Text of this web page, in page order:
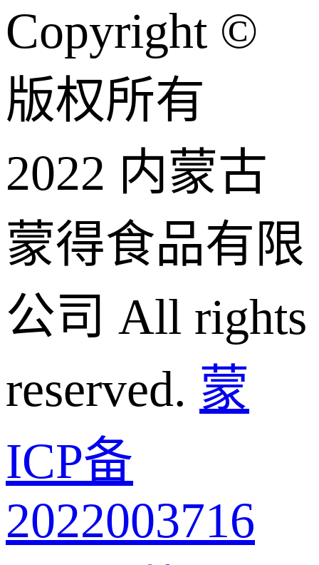
Copyright ©
版权所有
2022 内蒙古
蒙得食品有限
公司 All rights
reserved. 蒙
ICP备
2022003716